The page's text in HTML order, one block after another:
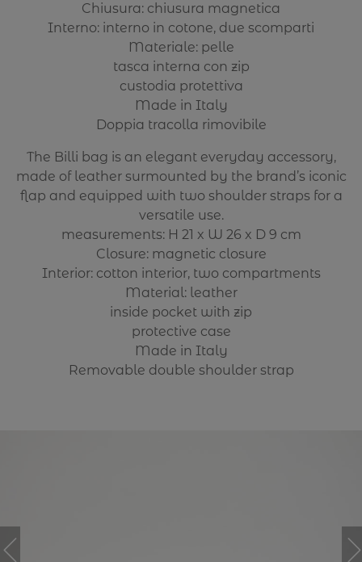
Chiusura: chiusura magnetica
Interno: interno in cotone, due scomparti
Materiale: pelle
tasca interna con zip
custodia protettiva
Made in Italy
Doppia tracolla rimovibile
The Billi bag is an elegant everyday accessory,
made of leather surmounted by the brand’s iconic
flap and equipped with two shoulder straps for a
versatile use.
measurements: H 21 x W 26 x D 9 cm
Closure: magnetic closure
Interior: cotton interior, two compartments
Material: leather
inside pocket with zip
protective case
Made in Italy
Removable double shoulder strap